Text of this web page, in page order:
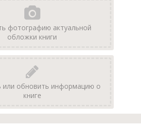
фотографию актуальной
обложки книги
или обновить информацию о
книге